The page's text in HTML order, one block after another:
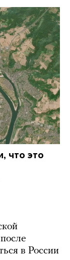
что это
в России